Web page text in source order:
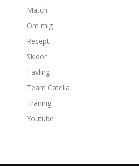
Match
Om mig
Recept
Skidor
Tävling
Team Catella
Träning
Youtube